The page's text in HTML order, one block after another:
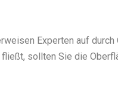
Experten auf
sollten Sie die